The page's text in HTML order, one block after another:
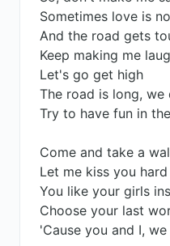
Sometimes love is
And the road gets
Keep making me
Let's go get high
The road is long, we
Try to have fun in
Come and take a
Let me kiss you
You like your girls
Choose your last
'Cause you and I,